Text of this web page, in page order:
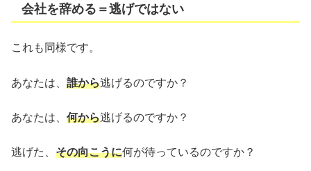
会社を辞める＝逃げではない
これも同様です。
あなたは、 誰から逃げるのですか？
あなたは、 何から逃げるのですか？
逃げた、 その向こうに何が待っているのですか？